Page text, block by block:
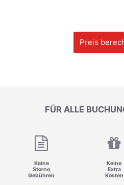
Preis
FÜR ALLE
Keine
Storno
Gebühren
Keine
Extra
Kosten